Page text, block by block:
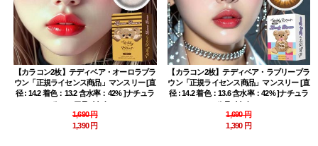
【カラコン2枚】テディベア・オーロラブラ
ウン「正規ライセンス商品」マンスリー [直
径 : 14.2 着色：13.2 含水率：42% ]ナチュラ
ルハーフ Teddy bear
1,690 円
1,390 円
【カラコン2枚】テディベア・ラブリーブラ
ウン「正規ライセンス商品」マンスリー [直
径 : 14.2 着色：13.6 含水率：42% ]ナチュラ
ル Teddy bear
1,690 円
1,390 円